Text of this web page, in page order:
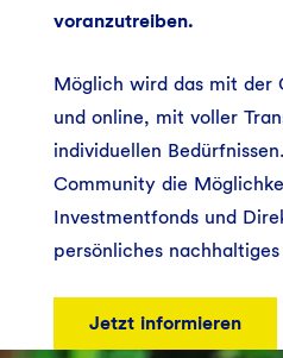
voranzutreiben.
Möglich wird das mit der
und online, mit voller
individuellen
Community die
Investmentfonds und
persönliches
Jetzt informieren